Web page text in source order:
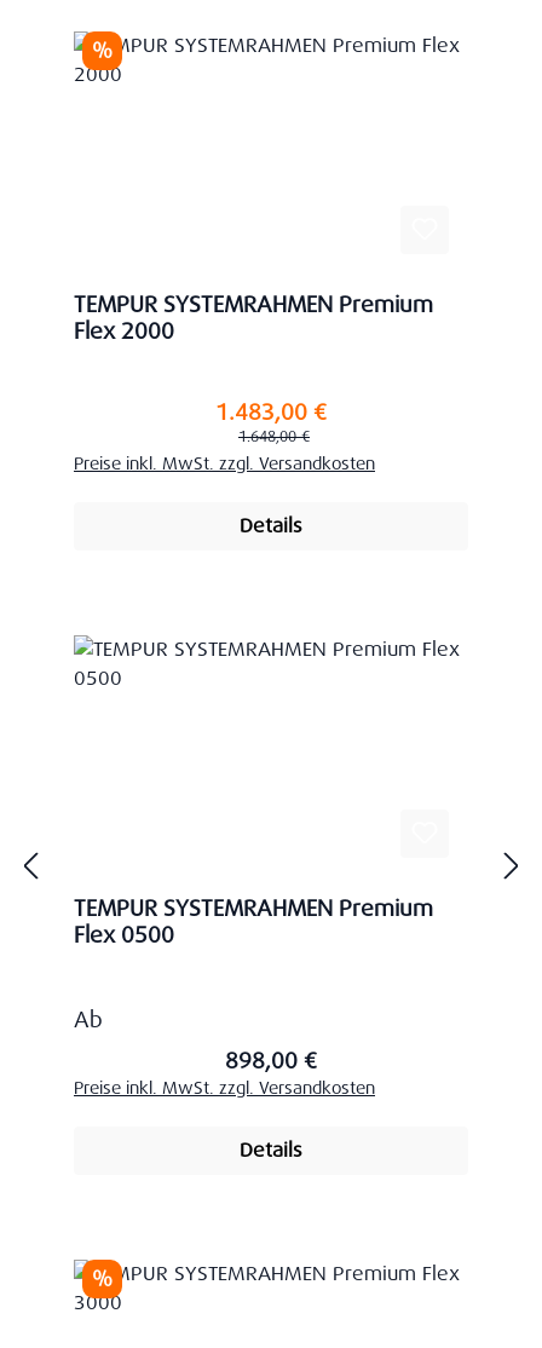
Rabatt
%
TEMPUR SYSTEMRAHMEN Premium
Flex 2000
Verkaufspreis:1.483,00 €
Regulärer Preis:
1.648,00 €
Preise inkl. MwSt. zzgl. Versandkosten
Details
TEMPUR SYSTEMRAHMEN Premium
Flex 0500
Regulärer Preis:
Ab
898,00 €
Preise inkl. MwSt. zzgl. Versandkosten
Details
Rabatt
%